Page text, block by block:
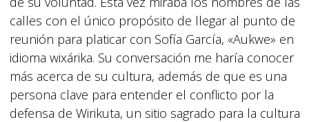
calles con el único propósito de llegar al punto de
reunión para platicar con Sofía García, «Aukwe» en
idioma wixárika. Su conversación me haría conocer
más acerca de su cultura, además de que es una
persona clave para entender el conflicto por la
defensa de Wirikuta, un sitio sagrado para la cultura